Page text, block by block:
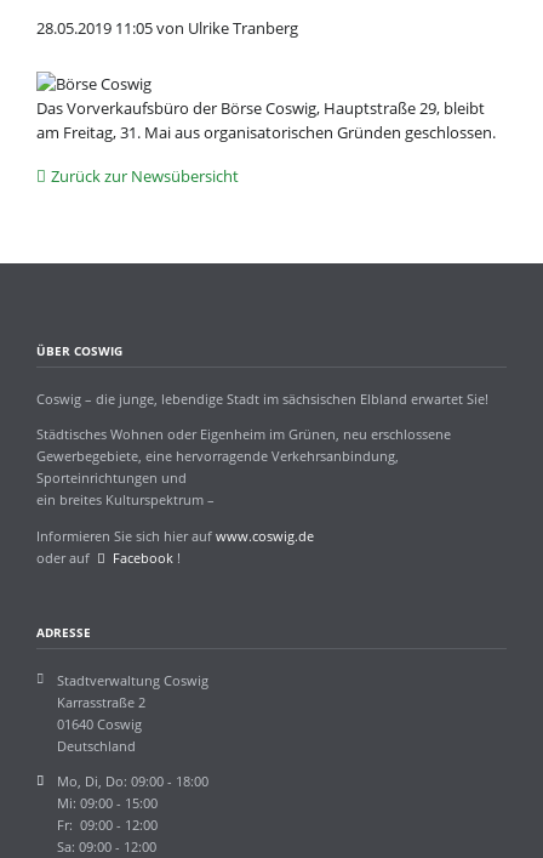
28.05.2019 11:05von Ulrike Tranberg
Das Vorverkaufsbüro der Börse Coswig, Hauptstraße 29, bleibt
am Freitag, 31. Mai aus organisatorischen Gründen geschlossen.
Zurück zur Newsübersicht
ÜBER COSWIG
Coswig – die junge, lebendige Stadt im sächsischen Elbland erwartet Sie!
Städtisches Wohnen oder Eigenheim im Grünen, neu erschlossene
Gewerbegebiete, eine hervorragende Verkehrsanbindung,
Sporteinrichtungen und
ein breites Kulturspektrum –
Informieren Sie sich hier auf www.coswig.de
oder auf
Facebook !
ADRESSE
Stadtverwaltung Coswig
Karrasstraße 2
01640 Coswig
Deutschland
Mo, Di, Do: 09:00 - 18:00
Mi: 09:00 - 15:00
Fr: 09:00 - 12:00
Sa: 09:00 - 12:00